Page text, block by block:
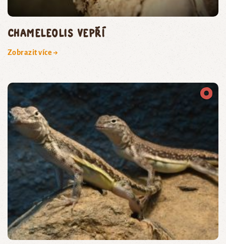
chameleolis vepří
Zobrazit více →